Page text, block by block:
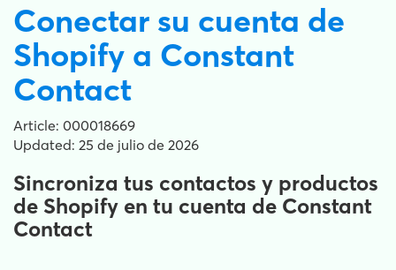
Conectar su cuenta de
Shopify a Constant
Contact
Article: 000018669
Updated: 25 de julio de 2026
Sincroniza tus contactos y productos
de Shopify en tu cuenta de Constant
Contact